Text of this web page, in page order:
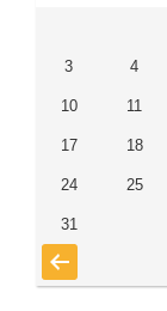
3 4
10 11
17 18
24 25
31
« 7月